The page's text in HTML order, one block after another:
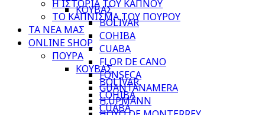
ΚΟΥΒΑΣ
BOLIVAR
COHIBA
CUABA
FLOR DE CANO
FONSECA
GUANTANAMERA
H.UPMANN
Η ΙΣΤΟΡΙΑ ΤΟΥ ΚΑΠΝΟΥ
ΤΟ ΚΑΠΝΙΣΜΑ ΤΟΥ ΠΟΥΡΟΥ
ΤΑ ΝΕΑ ΜΑΣ
ONLINE SHOP
ΠΟΥΡΑ
ΚΟΥΒΑΣ
BOLIVAR
COHIBA
CUABA